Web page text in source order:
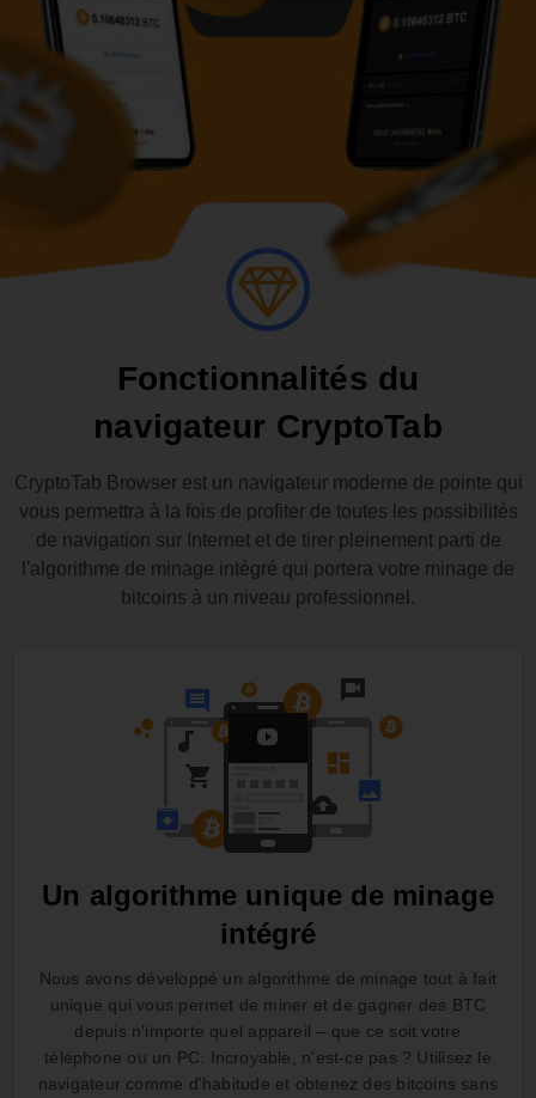
Fonctionnalités du
navigateur CryptoTab
CryptoTab Browser est un navigateur moderne de pointe qui
vous permettra à la fois de profiter de toutes les possibilités
de navigation sur Internet et de tirer pleinement parti de
l'algorithme de minage intégré qui portera votre minage de
bitcoins à un niveau professionnel.
Un algorithme unique de minage
intégré
Nous avons développé un algorithme de minage tout à fait
unique qui vous permet de miner et de gagner des BTC
depuis n'importe quel appareil – que ce soit votre
téléphone ou un PC. Incroyable, n’est-ce pas ? Utilisez le
navigateur comme d'habitude et obtenez des bitcoins sans